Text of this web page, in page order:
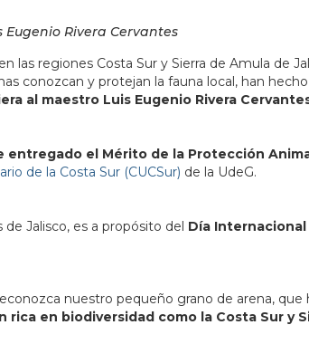
Rivera Cervantes
las regiones Costa Sur y Sierra de Amula de
conozcan y protejan la fauna local, han
al maestro Luis Eugenio Rivera
entregado el Mérito de la Protección
de la Costa Sur (CUCSur) de la UdeG.
Jalisco, es a propósito del Día
nuestro pequeño grano de arena, que
rica en biodiversidad como la Costa Sur y